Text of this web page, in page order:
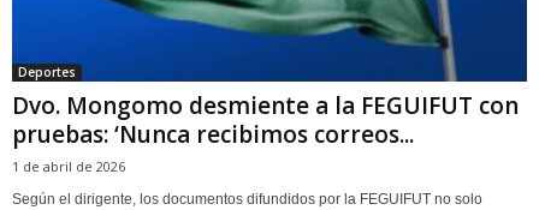
Deportes
Dvo. Mongomo desmiente a la FEGUIFUT con
pruebas: ‘Nunca recibimos correos...
1 de abril de 2026
Según el dirigente, los documentos difundidos por la FEGUIFUT no solo